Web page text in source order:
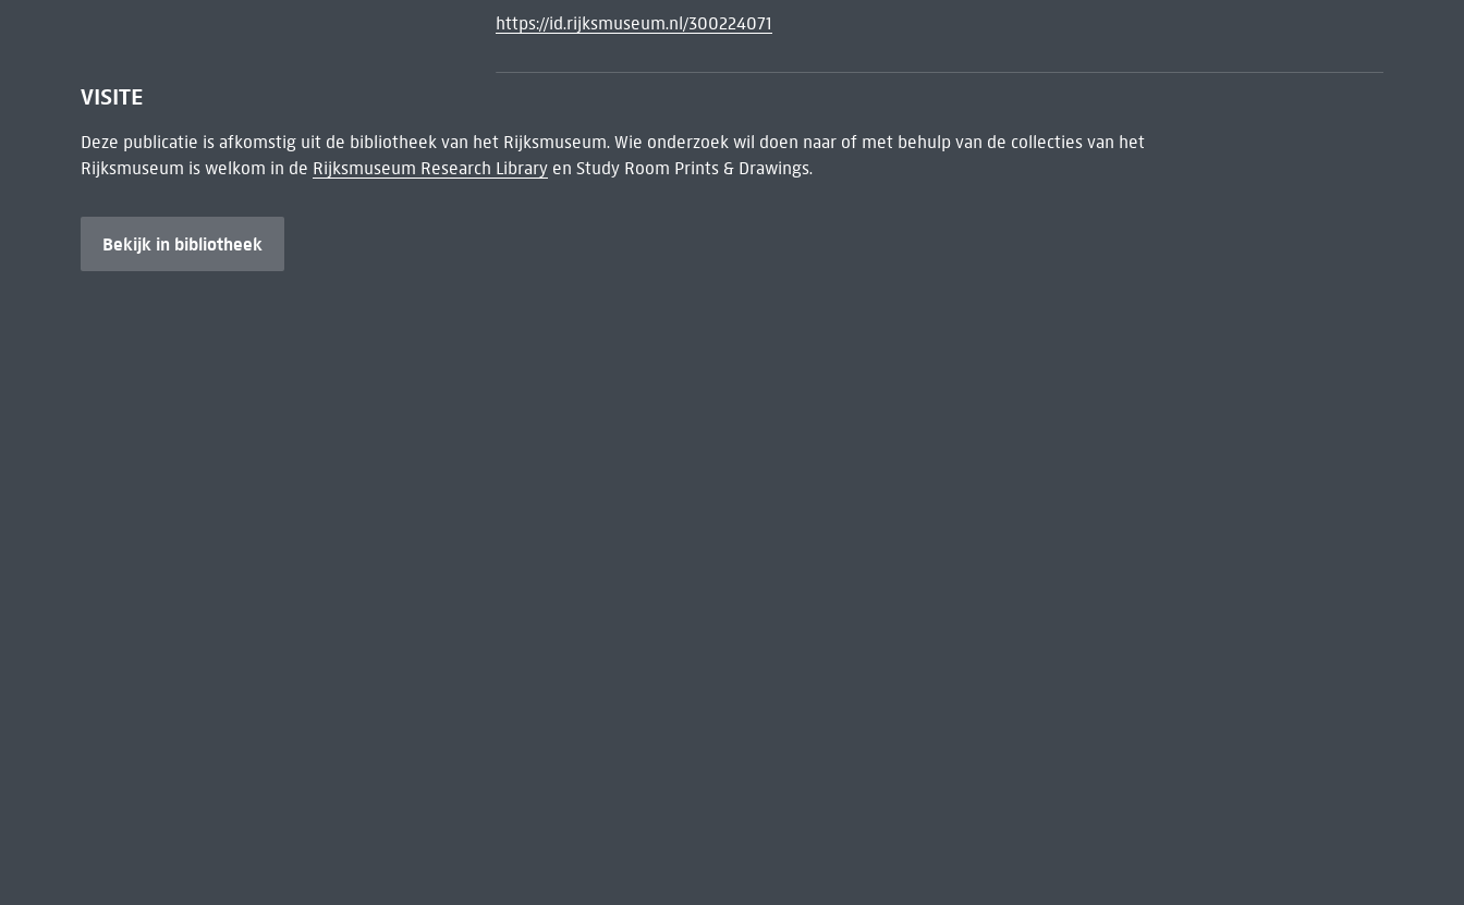
https://id.rijksmuseum.nl/300224071
VISITE
Deze publicatie is afkomstig uit de bibliotheek van het Rijksmuseum. Wie onderzoek wil doen naar of met behulp van de collecties van het
Rijksmuseum is welkom in de Rijksmuseum Research Libraryen Study Room Prints & Drawings.
Bekijk in bibliotheek